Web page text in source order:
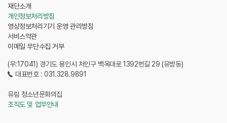
(우:17041) 경기도 용인시 처인구 백옥대로 1392번길 29 (유방동)
대표번호 : 031.328.9891
유림 청소년문화의집
조직도 및 업무안내
재단소개
개인정보처리방침
영상정보처리기기 운영 관리방침
서비스약관
이메일 무단수집 거부